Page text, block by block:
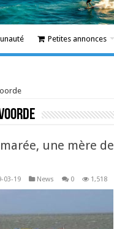
Petites annonces
une mère
03-19 News 0 1,518